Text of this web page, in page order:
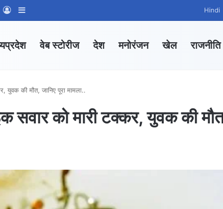
Channel
WhatsApp Group
Log In Hindi
वेब स्टोरीज देश मनोरंजन खेल राजनीति
युवक की मौत, जानिए पूरा मामला..
सवार को मारी टक्कर, युवक की